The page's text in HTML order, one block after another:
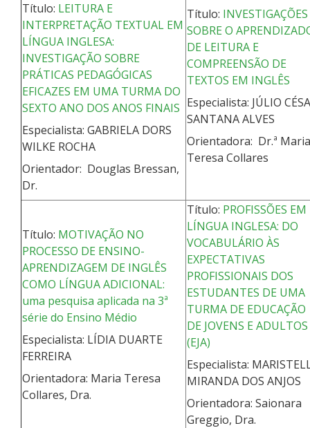
Título: LEITURA E
INTERPRETAÇÃO TEXTUAL EM
LÍNGUA INGLESA:
INVESTIGAÇÃO SOBRE
PRÁTICAS PEDAGÓGICAS
EFICAZES EM UMA TURMA DO
SEXTO ANO DOS ANOS FINAIS
Especialista: GABRIELA DORS
WILKE ROCHA
Orientador: Douglas Bressan,
Dr.
Título: INVESTIGAÇÕES
SOBRE O
DE LEITURA E
COMPREENSÃO DE
TEXTOS EM INGLÊS
Especialista: JÚLIO
SANTANA ALVES
Orientadora: Dr.ª Maria
Teresa Collares
Título: MOTIVAÇÃO NO
PROCESSO DE ENSINO-
APRENDIZAGEM DE INGLÊS
COMO LÍNGUA ADICIONAL:
uma pesquisa aplicada na 3ª
série do Ensino Médio
Especialista: LÍDIA DUARTE
FERREIRA
Orientadora: Maria Teresa
Collares, Dra.
Título: PROFISSÕES EM
LÍNGUA INGLESA: DO
VOCABULÁRIO ÀS
EXPECTATIVAS
PROFISSIONAIS DOS
ESTUDANTES DE UMA
TURMA DE EDUCAÇÃO
DE JOVENS E ADULTOS
(EJA)
Especialista:
MIRANDA DOS ANJOS
Orientadora: Saionara
Greggio, Dra.